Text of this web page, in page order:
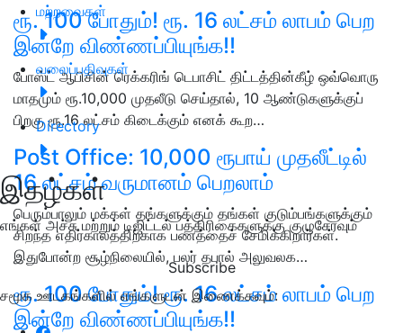
மற்றவைகள்
வலைப்பதிவுகள்
Directory
இதழ்கள்
எங்கள் அச்சு மற்றும் டிஜிட்டல் பத்திரிகைகளுக்கு குழுசேரவும்
Subscribe
சமூக ஊடகங்களில் எங்களுடன் இணைக்கவும்:
ரூ. 100 போதும்! ரூ. 16 லட்சம் லாபம் பெற
இன்றே விண்ணப்பியுங்க!!
போஸ்ட் ஆபிசின் ரெக்கரிங் டெபாசிட் திட்டத்தின்கீழ் ஒவ்வொரு
மாதமும் ரூ.10,000 முதலீடு செய்தால், 10 ஆண்டுகளுக்குப்
பிறகு ரூ.16 லட்சம் கிடைக்கும் எனக் கூற…
Post Office: 10,000 ரூபாய் முதலீட்டில்
16 லட்சம் வருமானம் பெறலாம்
பெரும்பாலும் மக்கள் தங்களுக்கும் தங்கள் குடும்பங்களுக்கும்
சிறந்த எதிர்காலத்திற்காக பணத்தைச் சேமிக்கிறார்கள்.
இதுபோன்ற சூழ்நிலையில், பலர் தபால் அலுவலக…
ரூ. 100 போதும்! ரூ. 16 லட்சம் லாபம் பெற
இன்றே விண்ணப்பியுங்க!!